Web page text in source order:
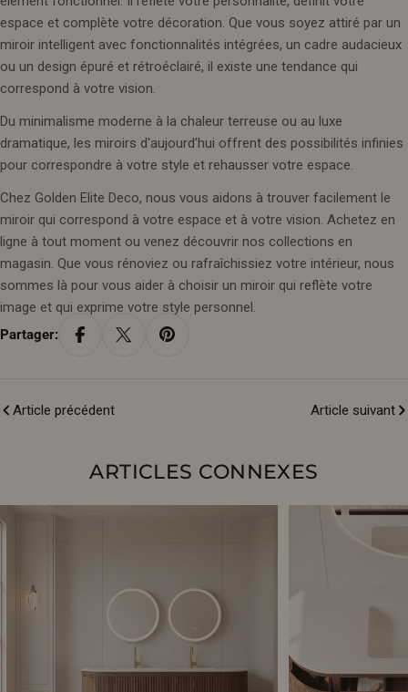
espace et complète votre décoration. Que vous soyez attiré par un
miroir intelligent avec fonctionnalités intégrées, un cadre audacieux
ou un design épuré et rétroéclairé, il existe une tendance qui
correspond à votre vision.
Du minimalisme moderne à la chaleur terreuse ou au luxe
dramatique, les miroirs d'aujourd'hui offrent des possibilités infinies
pour correspondre à votre style et rehausser votre espace.
Chez Golden Elite Deco, nous vous aidons à trouver facilement le
miroir qui correspond à votre espace et à votre vision. Achetez en
ligne à tout moment ou venez découvrir nos collections en
magasin. Que vous rénoviez ou rafraîchissiez votre intérieur, nous
sommes là pour vous aider à choisir un miroir qui reflète votre
image et qui exprime votre style personnel.
Partager:
Article précédent Article suivant
ARTICLES CONNEXES